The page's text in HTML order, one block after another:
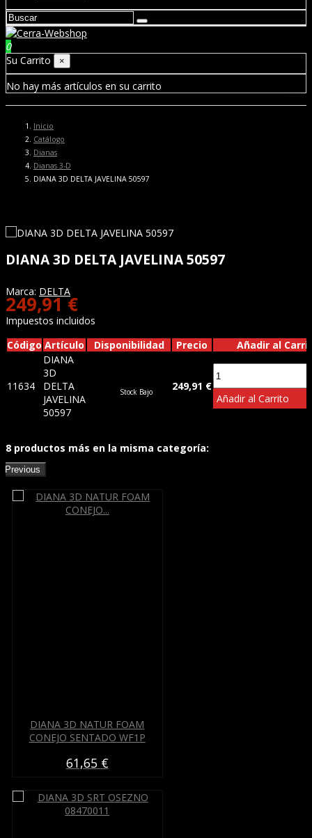
0
Su Carrito
×
No hay más artículos en su carrito
Inicio
Catálogo
Dianas
Dianas 3-D
DIANA 3D DELTA JAVELINA 50597
DIANA 3D DELTA JAVELINA 50597
Marca: DELTA
249,91 €
Impuestos incluidos
Código Artículo Disponibilidad Precio Añadir al
11634
DIANA
3D
DELTA
JAVELINA
50597
Stock Bajo
249,91 €
Añadir al Carrito
8 productos más en la misma categoría:
Previous
DIANA 3D NATUR FOAM
CONEJO SENTADO WF1P
61,65 €